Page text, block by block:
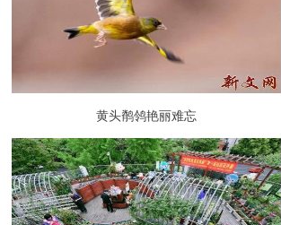
黄头鹡鸰艳丽难忘